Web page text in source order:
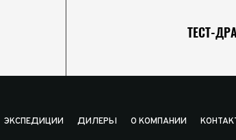
ТЕСТ-
ЭКСПЕДИЦИИ ДИЛЕРЫ О КОМПАНИИ